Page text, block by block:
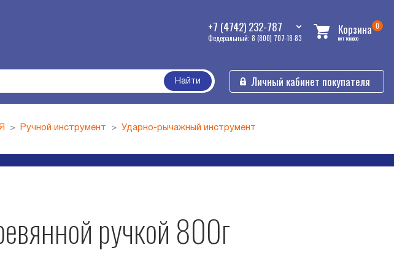
+7 (4742) 232-787
Федеральный: 8 (800) 707-18-83
Корзина 0
нет товаров
Найти Личный кабинет покупателя
Ручной инструмент Ударно-рычажный инструмент
ручкой 800г